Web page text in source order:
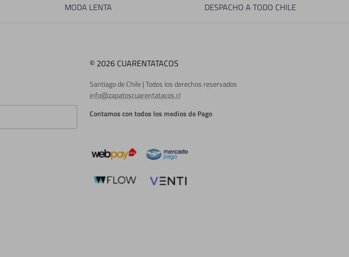
MODA LENTA DESPACHO A TODO CHILE
© 2026 CUARENTATACOS
Santiago de Chile | Todos los derechos reservados
info@zapatoscuarentatacos.cl
Contamos con todos los medios de Pago